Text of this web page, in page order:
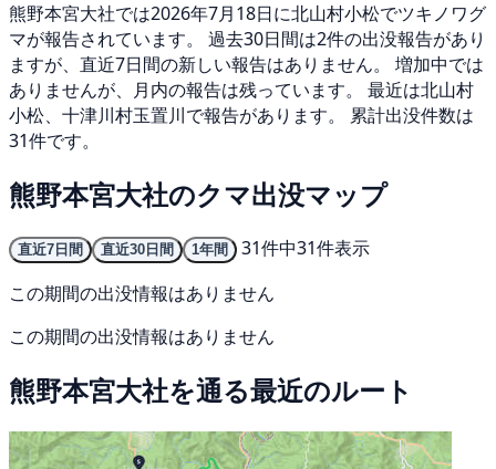
熊野本宮大社では2026年7月18日に北山村小松でツキノワグ
マが報告されています。 過去30日間は2件の出没報告があり
ますが、直近7日間の新しい報告はありません。 増加中では
ありませんが、月内の報告は残っています。 最近は北山村
小松、十津川村玉置川で報告があります。 累計出没件数は
31件です。
熊野本宮大社のクマ出没マップ
直近7日間 直近30日間 1年間
31件中31件表示
この期間の出没情報はありません
この期間の出没情報はありません
熊野本宮大社を通る最近のルート